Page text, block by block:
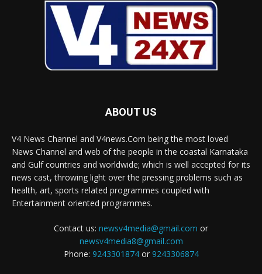
ABOUT US
V4 News Channel and V4news.Com being the most loved
News Channel and web of the people in the coastal Karnataka
and Gulf countries and worldwide; which is well accepted for its
news cast, throwing light over the pressing problems such as
health, art, sports related programmes coupled with
Entertainment oriented programmes.
Contact us: newsv4media@gmail.com or
newsv4media8@gmail.com
Phone: 9243301874or 9243306874